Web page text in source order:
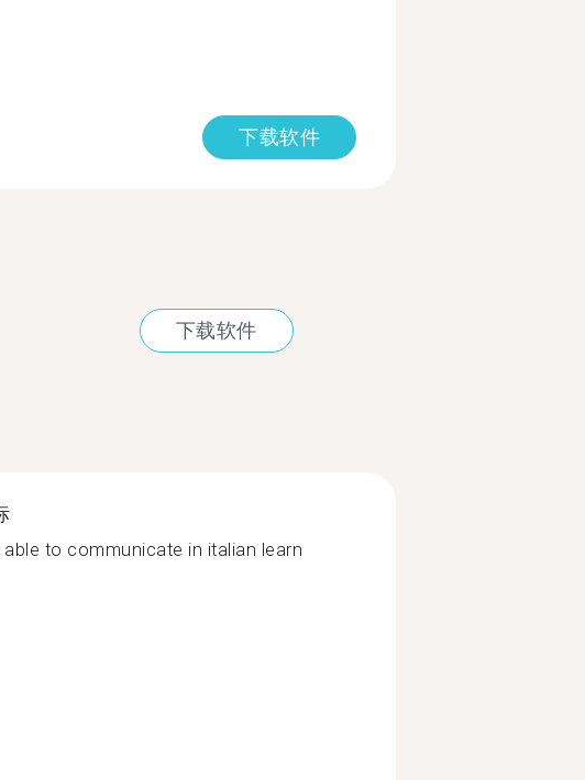
下载软件
下载软件
to communicate in italian learn